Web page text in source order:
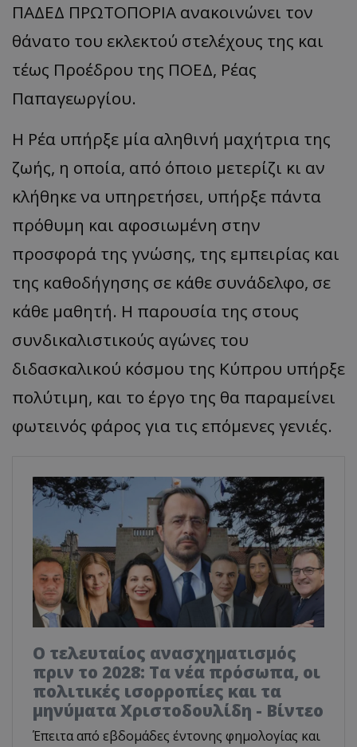
ΠΑΔΕΔ ΠΡΩΤΟΠΟΡΙΑ ανακοινώνει τον
θάνατο του εκλεκτού στελέχους της και
τέως Προέδρου της ΠΟΕΔ, Ρέας
Παπαγεωργίου.
Η Ρέα υπήρξε μία αληθινή μαχήτρια της
ζωής, η οποία, από όποιο μετερίζι κι αν
κλήθηκε να υπηρετήσει, υπήρξε πάντα
πρόθυμη και αφοσιωμένη στην
προσφορά της γνώσης, της εμπειρίας και
της καθοδήγησης σε κάθε συνάδελφο, σε
κάθε μαθητή. Η παρουσία της στους
συνδικαλιστικούς αγώνες του
διδασκαλικού κόσμου της Κύπρου υπήρξε
πολύτιμη, και το έργο της θα παραμείνει
φωτεινός φάρος για τις επόμενες γενιές.
Ο τελευταίος ανασχηματισμός
πριν το 2028: Τα νέα πρόσωπα, οι
πολιτικές ισορροπίες και τα
μηνύματα Χριστοδουλίδη - Βίντεο
Έπειτα από εβδομάδες έντονης φημολογίας και